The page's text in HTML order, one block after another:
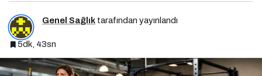
Genel Sağlık tarafından yayınlandı
5dk, 43sn